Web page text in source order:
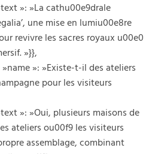
»: »La cathu00e9drale
une mise en lumiu00e8re
revivre les sacres royaux u00e0
»}},
»: »Existe-t-il des ateliers
pour les visiteurs
»: »Oui, plusieurs maisons de
ateliers ou00f9 les visiteurs
assemblage, combinant